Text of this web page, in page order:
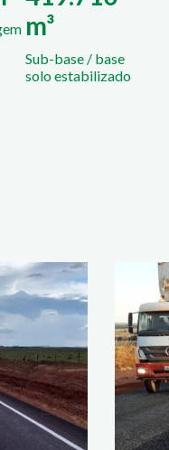
m³
Sub-base / base
solo estabilizado